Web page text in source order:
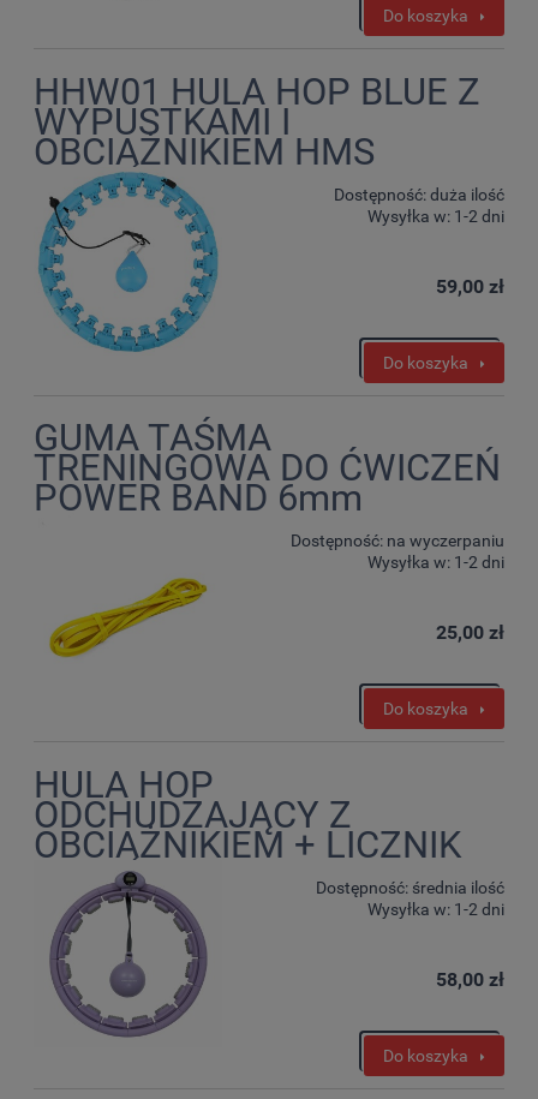
Do koszyka
HHW01 HULA HOP BLUE Z
WYPUSTKAMI I
OBCIĄŻNIKIEM HMS
Dostępność:duża ilość
Wysyłka w: 1-2 dni
59,00 zł
Do koszyka
GUMA TAŚMA
TRENINGOWA DO ĆWICZEŃ
POWER BAND 6mm
Dostępność: na wyczerpaniu
Wysyłka w: 1-2 dni
25,00 zł
Do koszyka
HULA HOP
ODCHUDZAJĄCY Z
OBCIĄŻNIKIEM + LICZNIK
Dostępność: średnia ilość
Wysyłka w: 1-2 dni
58,00 zł
Do koszyka